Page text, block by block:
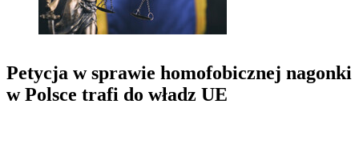
Petycja w sprawie homofobicznej nagonki
w Polsce trafi do władz UE